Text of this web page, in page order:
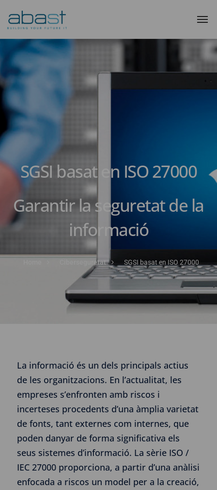
SGSI basat en ISO 27000
Garantir la seguretat de la
informació
Ciberseguretat SGSI basat en ISO 27000
La informació és un dels principals actius
de les organitzacions. En l’actualitat, les
empreses s’enfronten amb riscos i
incerteses procedents d’una àmplia varietat
de fonts, tant externes com internes, que
poden danyar de forma significativa els
seus sistemes d’informació. La sèrie ISO /
IEC 27000 proporciona, a partir d’una anàlisi
enfocada a riscos un model per a la creació,